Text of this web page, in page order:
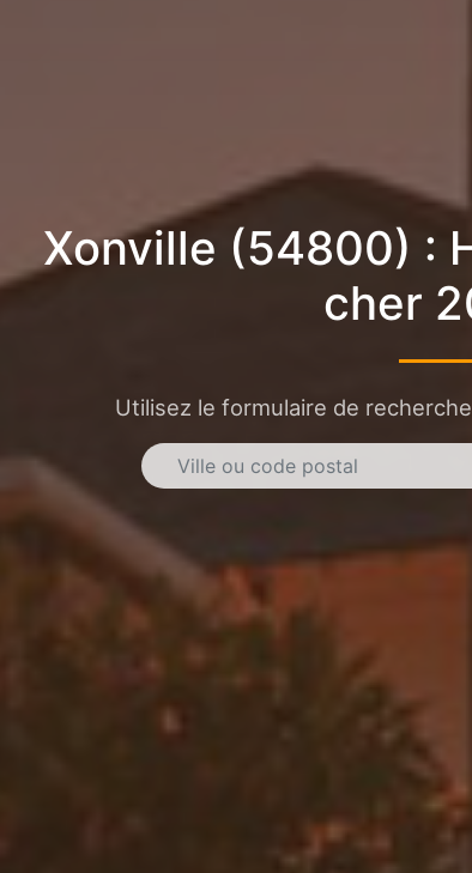
Xonville (54800) :
cher
Utilisez le formulaire de